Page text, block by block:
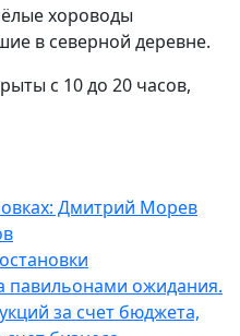
хороводы
в северной деревне.
с 10 до 20 часов,
Дмитрий Морев
павильонами ожидания.
за счет бюджета,